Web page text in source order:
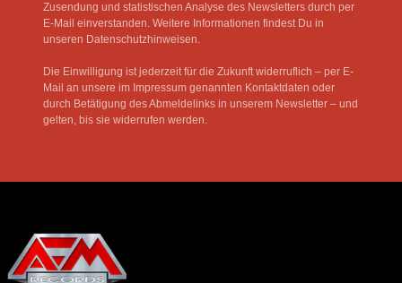
Zusendung und statistischen Analyse des Newsletters durch per
E-Mail einverstanden. Weitere Informationen findest Du in
unseren Datenschutzhinweisen.
Die Einwilligung ist jederzeit für die Zukunft widerruflich – per E-
Mail an unsere im Impressum genannten Kontaktdaten oder
durch Betätigung des Abmeldelinks in unserem Newsletter – und
gelten, bis sie widerrufen werden.